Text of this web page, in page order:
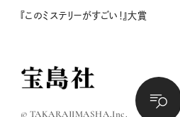
『このミステリーがすごい！』大賞
© TAKARAJIMASHA,Inc.